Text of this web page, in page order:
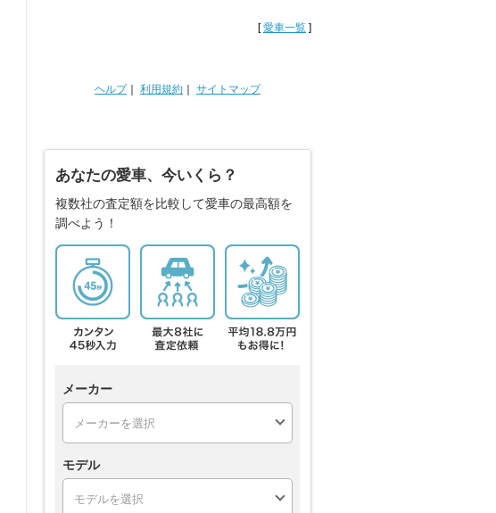
[愛車一覧 ]
ヘルプ｜ 利用規約 サイトマップ
あなたの愛車、今いくら？
複数社の査定額を比較して愛車の最高額を
調べよう！
メーカー
モデル